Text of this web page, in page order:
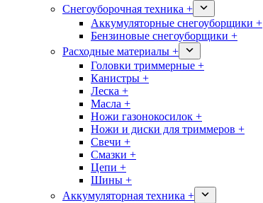
Снегоуборочная техника +
Аккумуляторные снегоуборщики +
Бензиновые снегоуборщики +
Расходные материалы +
Головки триммерные +
Канистры +
Леска +
Масла +
Ножи газонокосилок +
Ножи и диски для триммеров +
Свечи +
Смазки +
Цепи +
Шины +
Аккумуляторная техника +